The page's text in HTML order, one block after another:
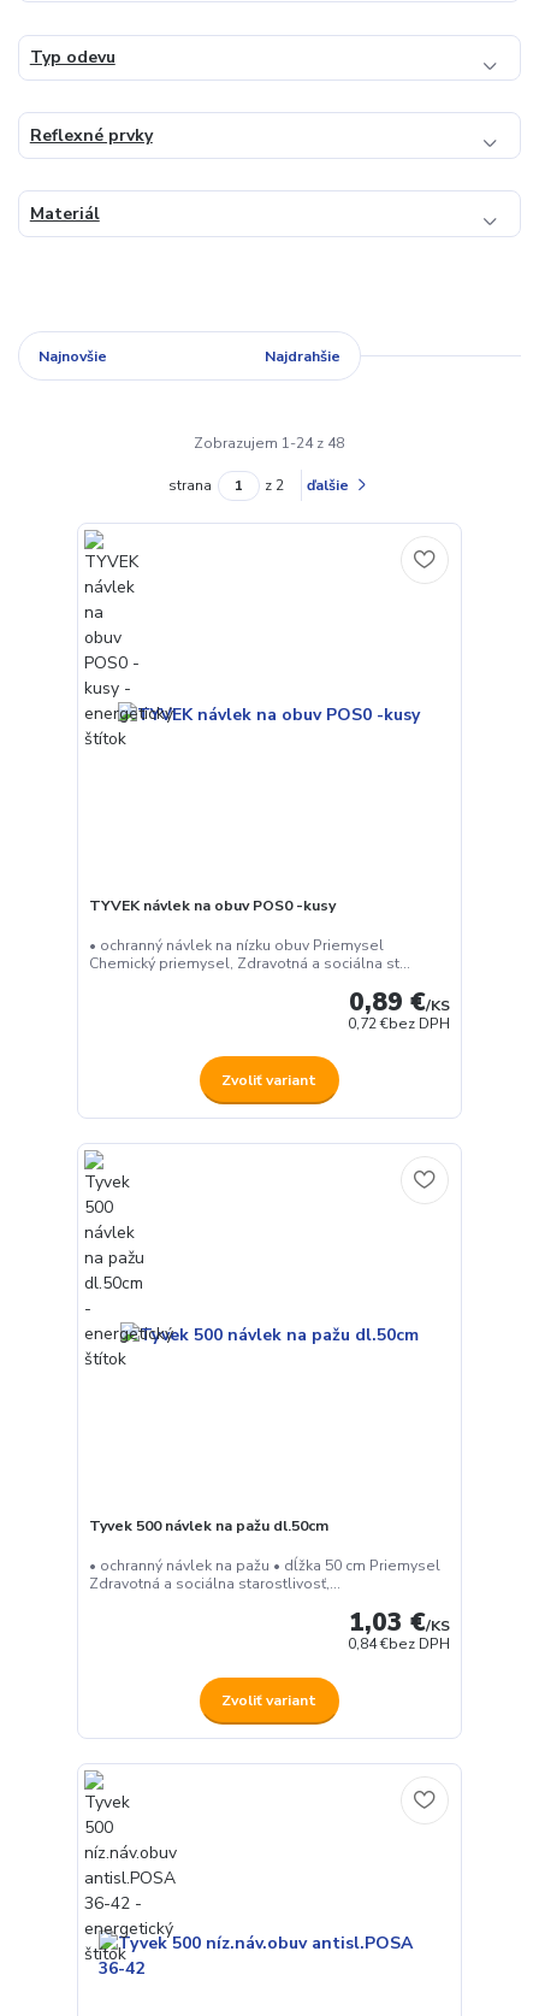
Typ odevu
Reflexné prvky
Materiál
Najnovšie Najdrahšie
Zobrazujem 1-24 z 48
strana z 2 ďalšie
TYVEK návlek na obuv POS0 -kusy
• ochranný návlek na nízku obuv Priemysel
Chemický priemysel, Zdravotná a sociálna st...
0,89 €/KS
0,72 €bez DPH
Zvoliť variant
Tyvek 500 návlek na pažu dl.50cm
• ochranný návlek na pažu • dĺžka 50 cm Priemysel
Zdravotná a sociálna starostlivosť,...
1,03 €/KS
0,84 €bez DPH
Zvoliť variant